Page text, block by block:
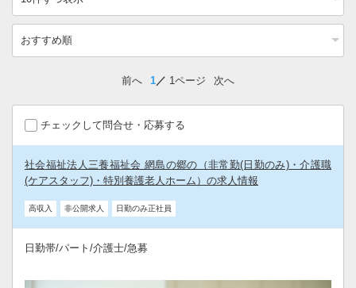
前へ 1 1ページ 次へ
チェックして問合せ・応募する
社会福祉法人三養福祉会 網島の郷の（非常勤(日勤のみ)・介護職
(ケアスタッフ)・特別養護老人ホーム）の求人情報
高収入 非公開求人 日勤のみ正社員
日勤帯/パート/介護士/急募